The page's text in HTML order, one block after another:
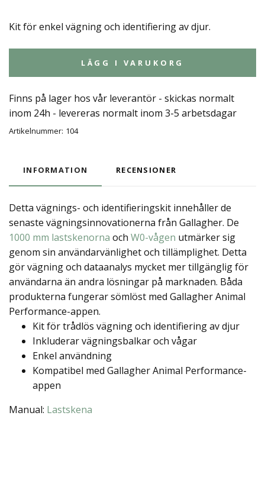
Kit för enkel vägning och identifiering av djur.
LÄGG I VARUKORG
Finns på lager hos vår leverantör - skickas normalt
inom 24h - levereras normalt inom 3-5 arbetsdagar
Artikelnummer: 104
INFORMATION RECENSIONER
Detta vägnings- och identifieringskit innehåller de
senaste vägningsinnovationerna från Gallagher. De
1000 mm lastskenorna och W0-vågen utmärker sig
genom sin användarvänlighet och tillämplighet. Detta
gör vägning och dataanalys mycket mer tillgänglig för
användarna än andra lösningar på marknaden. Båda
produkterna fungerar sömlöst med Gallagher Animal
Performance-appen.
Kit för trådlös vägning och identifiering av djur
Inkluderar vägningsbalkar och vågar
Enkel användning
Kompatibel med Gallagher Animal Performance-
appen
Manual: Lastskena